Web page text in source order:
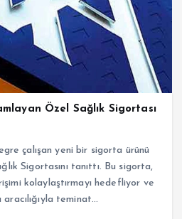
Özel Sağlık Sigortası
çalışan yeni bir sigorta ürünü
Sigortasını tanıttı. Bu sigorta,
kolaylaştırmayı hedefliyor ve
aracılığıyla teminat…